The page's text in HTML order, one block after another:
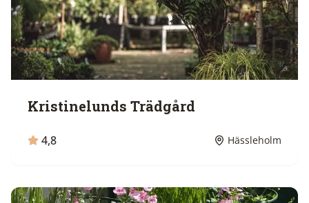
Kristinelunds Trädgård
4,8 Hässleholm